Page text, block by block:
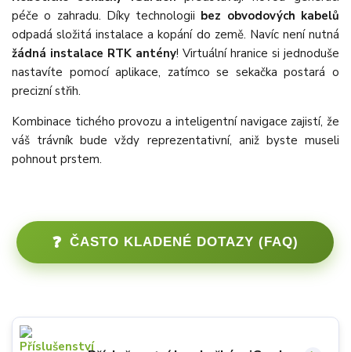
péče o zahradu. Díky technologii bez obvodových kabelů
odpadá složitá instalace a kopání do země. Navíc není nutná
žádná instalace RTK antény! Virtuální hranice si jednoduše
nastavíte pomocí aplikace, zatímco se sekačka postará o
precizní střih.
Kombinace tichého provozu a inteligentní navigace zajistí, že
váš trávník bude vždy reprezentativní, aniž byste museli
pohnout prstem.
❓ ČASTO KLADENÉ DOTAZY (FAQ)